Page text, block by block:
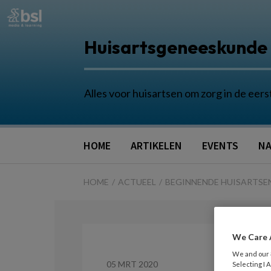
Huisartsgeneeskunde
Alles voor huisartsen om zorg in de
HOME ARTIKELEN EVENTS
HOME ACTUEEL BEGINNENDE
05 MRT 2020
We Care
We and our
Selecting I